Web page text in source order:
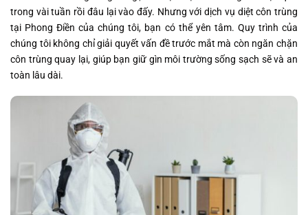
trong vài tuần rồi đâu lại vào đấy. Nhưng với dịch vụ diệt côn trùng
tại Phong Điền của chúng tôi, bạn có thể yên tâm. Quy trình của
chúng tôi không chỉ giải quyết vấn đề trước mắt mà còn ngăn chặn
côn trùng quay lại, giúp bạn giữ gìn môi trường sống sạch sẽ và an
toàn lâu dài.